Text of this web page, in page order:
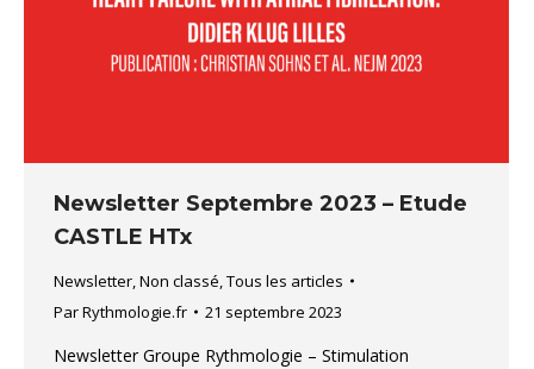
Newsletter Septembre 2023 – Etude
CASTLE HTx
Newsletter,Non classé,Tous les articles
ParRythmologie.fr 21 septembre 2023
Newsletter Groupe Rythmologie – Stimulation